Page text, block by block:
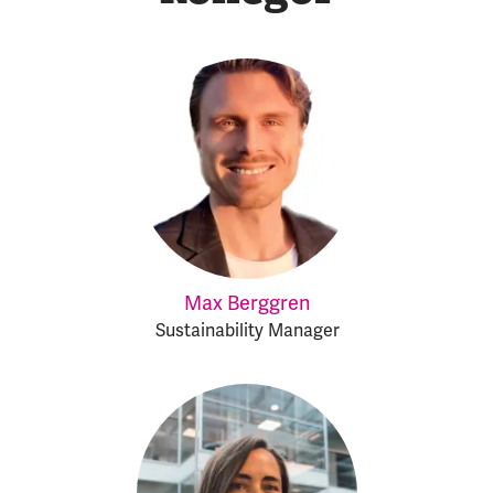
Max Berggren
Sustainability Manager